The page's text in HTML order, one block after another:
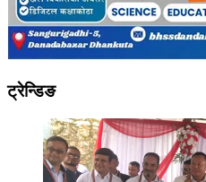
ट्रेन्डिङ